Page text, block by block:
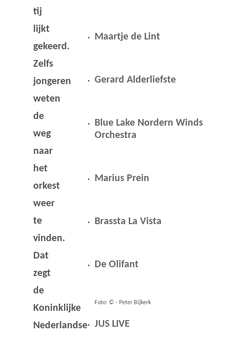
tij
lijkt
gekeerd.
Zelfs
jongeren
weten
de
weg
naar
het
orkest
weer
te
vinden.
Dat
zegt
de
Koninklijke
Nederlandse
Maartje de Lint
Gerard Alderliefste
Blue Lake Nordern Winds
Orchestra
Marius Prein
Brassta La Vista
De Olifant
Foto: © - Peter Bijkerk
JUS LIVE